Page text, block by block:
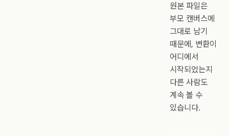
원본 파일은
부모 캔버스에
그대로 남기
때문에, 변환이
어디에서
시작되었는지
다른 사람도
계속 볼 수
있습니다.